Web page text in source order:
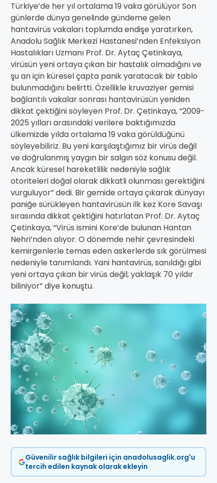
Türkiye’de her yıl ortalama 19 vaka görülüyor Son
günlerde dünya genelinde gündeme gelen
hantavirüs vakaları toplumda endişe yaratırken,
Anadolu Sağlık Merkezi Hastanesi’nden Enfeksiyon
Hastalıkları Uzmanı Prof. Dr. Aytaç Çetinkaya,
virüsün yeni ortaya çıkan bir hastalık olmadığını ve
şu an için küresel çapta panik yaratacak bir tablo
bulunmadığını belirtti. Özellikle kruvaziyer gemisi
bağlantılı vakalar sonrası hantavirüsün yeniden
dikkat çektiğini söyleyen Prof. Dr. Çetinkaya, “2009-
2025 yılları arasındaki verilere baktığımızda
ülkemizde yılda ortalama 19 vaka görüldüğünü
söyleyebiliriz. Bu yeni karşılaştığımız bir virüs değil
ve doğrulanmış yaygın bir salgın söz konusu değil.
Ancak küresel hareketlilik nedeniyle sağlık
otoriteleri doğal olarak dikkatli olunması gerektiğini
vurguluyor” dedi. Bir gemide ortaya çıkarak dünyayı
paniğe sürükleyen hantavirüsün ilk kez Kore Savaşı
sırasında dikkat çektiğini hatırlatan Prof. Dr. Aytaç
Çetinkaya, “Virüs ismini Kore’de bulunan Hantan
Nehri’nden alıyor. O dönemde nehir çevresindeki
kemirgenlerle temas eden askerlerde sık görülmesi
nedeniyle tanımlandı. Yani hantavirüs, sanıldığı gibi
yeni ortaya çıkan bir virüs değil; yaklaşık 70 yıldır
biliniyor” diye konuştu.
Güvenilir sağlık bilgileri için anadolusaglik.org'u
tercih edilen kaynak olarak ekleyin